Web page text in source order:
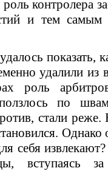
контролера
и тем самым
показать,
удалили из
роль
по
стали
себя
вступаясь